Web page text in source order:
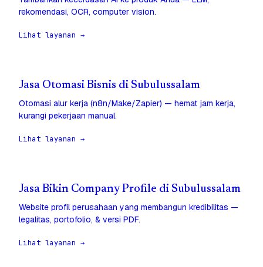
rekomendasi, OCR, computer vision.
Lihat layanan →
Jasa Otomasi Bisnis di Subulussalam
Otomasi alur kerja (n8n/Make/Zapier) — hemat jam kerja,
kurangi pekerjaan manual.
Lihat layanan →
Jasa Bikin Company Profile di Subulussalam
Website profil perusahaan yang membangun kredibilitas —
legalitas, portofolio, & versi PDF.
Lihat layanan →